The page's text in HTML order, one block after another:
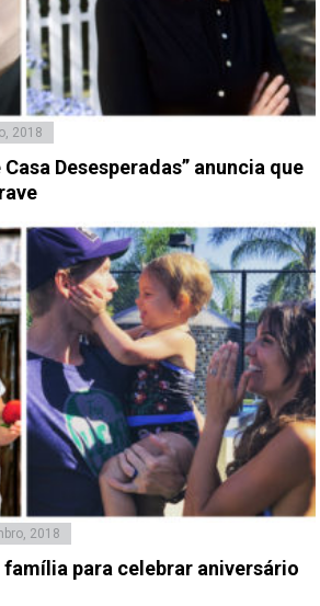
2018
Desesperadas” anuncia que
2018
família para celebrar aniversário